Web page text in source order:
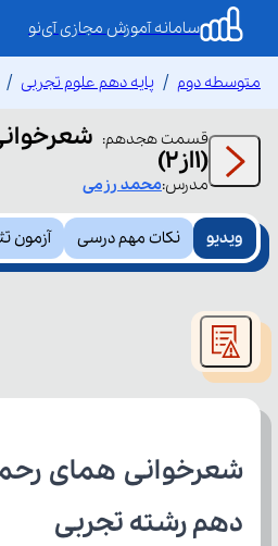
سامانه آموزش مجازی آی‌نو
متوسطه دوم پایه دهم علوم تجربی
قسمت هجدهم:
(1از2)
مدرس:محمد رزمی
ویدیو نکات مهم درسی آزمون
modal
window.
either because the server
the format is not supported.
دهم رشته تجربی